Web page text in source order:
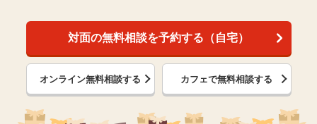
対面の無料相談を予約する（自宅）
オンライン無料相談する カフェで無料相談する